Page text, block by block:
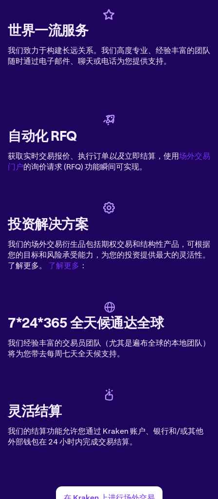
世界一流服务
我们致力于构建长远关系。我们高度专业、经验丰富的团队
随时通过电子邮件、聊天或电话为您提供支持。
自动化 RFQ
获取实时交易报价、执行订单以及立即结算，使用场外交易
门户的询价请求 (RFQ) 功能瞬间可实现。
投资解决方案
我们的场外交易衍生品包括期权交易和结构性产品，可根据
您的目标和风险承受能力，为您的投资提供最大的灵活性。
了解更多。 了解更多 ：
7*24*365 全天候通达全球
我们经验丰富的交易员团队（尤其是遍布全球的本地团队）
将为您带去每周七天全天候支持。
灵活结算
我们的结算功能允许您通过 Kraken 账户、银行和/或其他
外部钱包在 24 小时内完成交易结算。